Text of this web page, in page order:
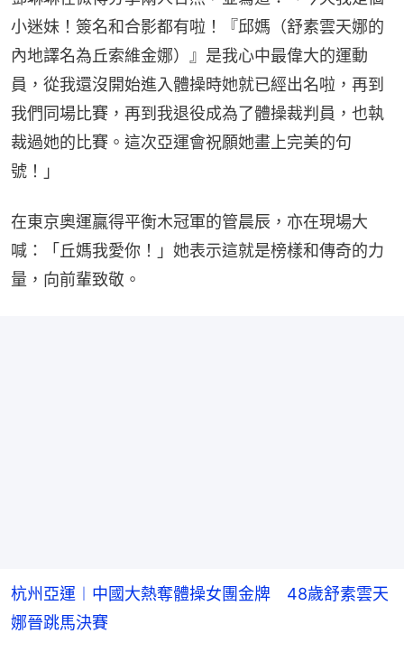
小迷妹！簽名和合影都有啦！『邱媽（舒素雲天娜的
內地譯名為丘索維金娜）』是我心中最偉大的運動
員，從我還沒開始進入體操時她就已經出名啦，再到
我們同場比賽，再到我退役成為了體操裁判員，也執
裁過她的比賽。這次亞運會祝願她畫上完美的句
號！」
在東京奧運贏得平衡木冠軍的管晨辰，亦在現場大
喊：「丘媽我愛你！」她表示這就是榜樣和傳奇的力
量，向前輩致敬。
杭州亞運︱中國大熱奪體操女團金牌 48歲舒素雲天
娜晉跳馬決賽